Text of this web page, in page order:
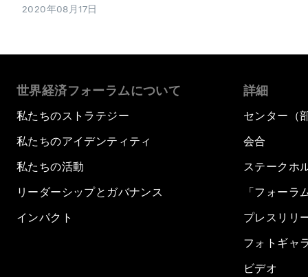
2020年08月17日
世界経済フォーラムについて
私たちのストラテジー
私たちのアイデンティティ
私たちの活動
リーダーシップとガバナンス
インパクト
詳細
センター（
会合
ステークホ
「フォーラ
プレスリリ
フォトギャ
ビデオ